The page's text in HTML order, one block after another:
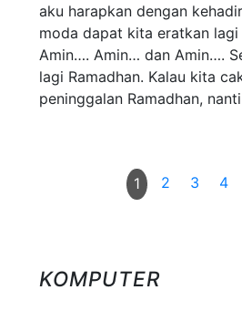
aku harapkan dengan
moda dapat kita eratkan
Amin…. Amin… dan Amin….
lagi Ramadhan. Kalau kita
peninggalan Ramadhan,
1 2 3 4
KOMPUTER